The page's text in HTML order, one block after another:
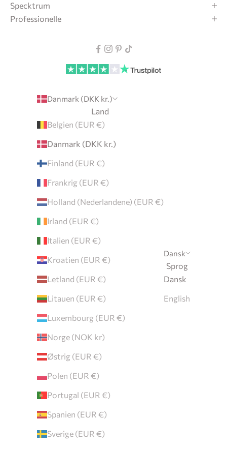
Specktrum
Professionelle
Danmark (DKK kr.)
Land
Belgien (EUR €)
Danmark (DKK kr.)
Finland (EUR €)
Frankrig (EUR €)
Holland (Nederlandene) (EUR €)
Irland (EUR €)
Italien (EUR €)
Kroatien (EUR €)
Letland (EUR €)
Litauen (EUR €)
Luxembourg (EUR €)
Norge (NOK kr)
Østrig (EUR €)
Polen (EUR €)
Portugal (EUR €)
Spanien (EUR €)
Sverige (EUR €)
Dansk
Sprog
Dansk
English